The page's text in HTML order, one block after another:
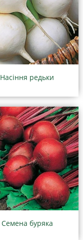
Насіння редьки
Семена буряка